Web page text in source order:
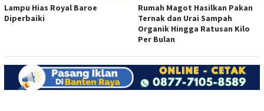
Lampu Hias Royal Baroe
Diperbaiki
Rumah Magot Hasilkan Pakan
Ternak dan Urai Sampah
Organik Hingga Ratusan Kilo
Per Bulan